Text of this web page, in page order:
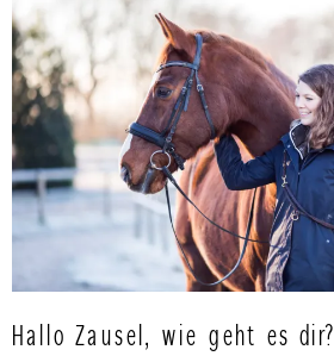
Hallo Zausel, wie geht es dir?